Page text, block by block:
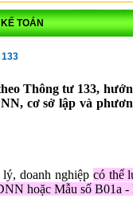
TOÁN
Thông tư 133,
cơ sở lập và
doanh nghiệp có thể
hoặc Mẫu số B01a